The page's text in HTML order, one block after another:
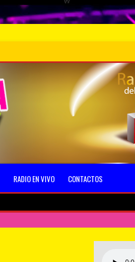
RADIO EN VIVO CONTACTOS